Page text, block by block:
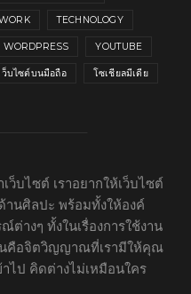
TECHNOLOGY
WORDPRESS YOUTUBE
ว็บไซต์บนมือถือ โซเชียลมีเดีย
ว็บไซต์ เราอยากให้เว็บไซต์
นศิลปะ พร้อมทั้งให้องค์
างๆ ทั้งในเรื่องการใช้งาน
นคือจิตวิญญาณที่เรามีให้คุณ
ไป คิดต่างไม่เหมือนใคร